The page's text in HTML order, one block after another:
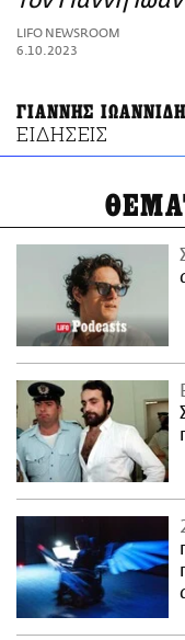
ΑΜΠΑ
PRINT
LIFO NEWSROOM
6.10.2023
ΓΙΑΝΝΗΣ
ΕΙΔΗΣΕΙΣ